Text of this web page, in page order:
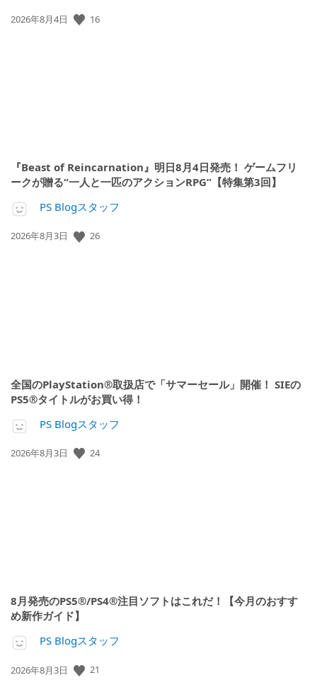
公
2026年8月4日 16
『Beast of Reincarnation』明日8月4日発売！ ゲームフリ
ークが贈る“一人と一匹のアクションRPG”【特集第3回】
PS Blogスタッフ
公
2026年8月3日 26
全国のPlayStation®取扱店で「サマーセール」開催！ SIEの
PS5®タイトルがお買い得！
PS Blogスタッフ
公
2026年8月3日 24
8月発売のPS5®/PS4®注目ソフトはこれだ！【今月のおすす
め新作ガイド】
PS Blogスタッフ
公
2026年8月3日 21